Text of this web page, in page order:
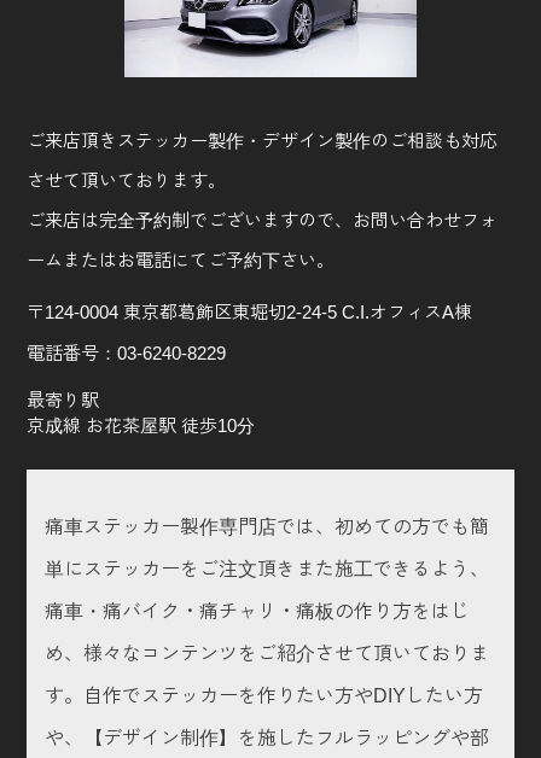
ご来店頂きステッカー製作・デザイン製作のご相談も対応
させて頂いております。
ご来店は完全予約制でございますので、お問い合わせフォ
ームまたはお電話にてご予約下さい。
〒124-0004 東京都葛飾区東堀切2-24-5 C.I.オフィスA棟
電話番号：03-6240-8229
最寄り駅
京成線 お花茶屋駅 徒歩10分
痛車ステッカー製作専門店では、初めての方でも簡
単にステッカーをご注文頂きまた施工できるよう、
痛車・痛バイク・痛チャリ・痛板の作り方をはじ
め、様々なコンテンツをご紹介させて頂いておりま
す。自作でステッカーを作りたい方やDIYしたい方
や、【デザイン制作】を施したフルラッピングや部